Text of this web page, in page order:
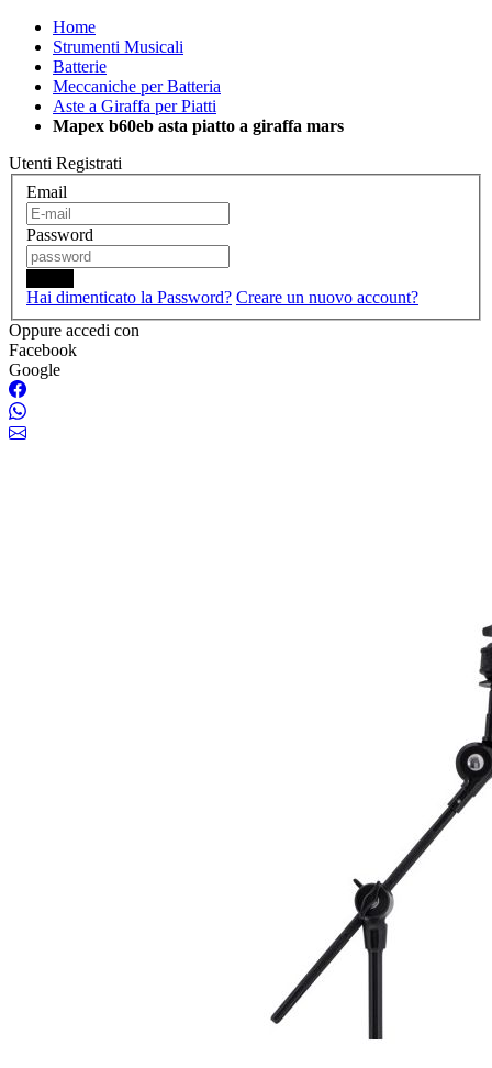
Home
Strumenti Musicali
Batterie
Meccaniche per Batteria
Aste a Giraffa per Piatti
Mapex b60eb asta piatto a giraffa mars
Utenti Registrati
Email
Password
Hai dimenticato la Password? Creare un nuovo account?
Oppure accedi con
Facebook
Google